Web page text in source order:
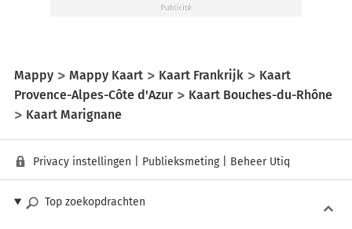
Mappy Mappy Kaart Kaart Frankrijk
Kaart
Provence-Alpes-Côte d'Azur
Kaart Bouches-du-Rhône
Kaart Marignane
Privacy instellingen Publieksmeting| Beheer Utiq
Top zoekopdrachten